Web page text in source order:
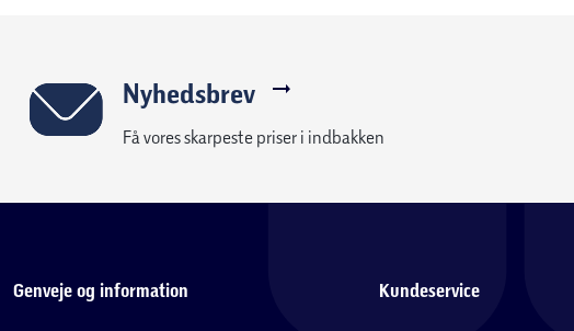
Nyhedsbrev
Få vores skarpeste priser i indbakken
Genveje og information Kundeservice